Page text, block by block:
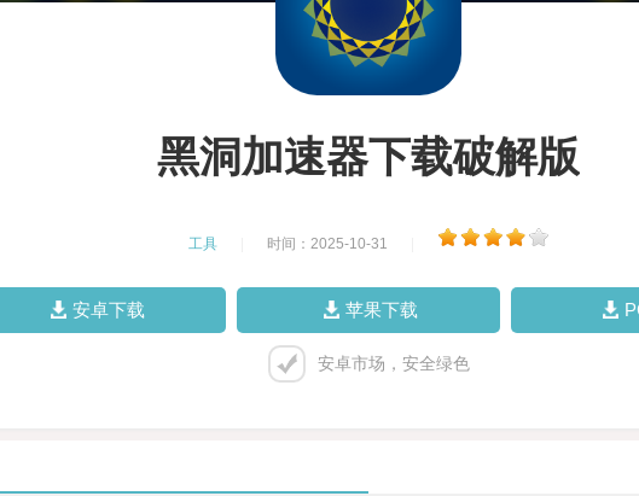
黑洞加速器下载破解版
工具 时间：2025-10-31
安卓下载 苹果下载
安卓市场，安全绿色